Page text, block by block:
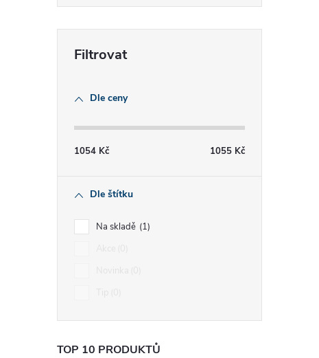
Dle ceny
1054 Kč 1055 Kč
Dle štítku
Na skladě 1
TOP 10 PRODUKTŮ